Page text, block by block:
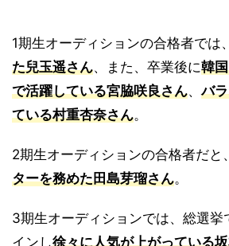
1期生オーディションの合格者では、
た兒玉遥さん、また、卒業後に韓
で活躍している宮脇咲良さん、バ
ている村重杏奈さん。
2期生オーディションの合格者だと、
ターを務めた田島芽瑠さん。
3期生オーディションでは、総選挙
インし徐々に人気が上がっている